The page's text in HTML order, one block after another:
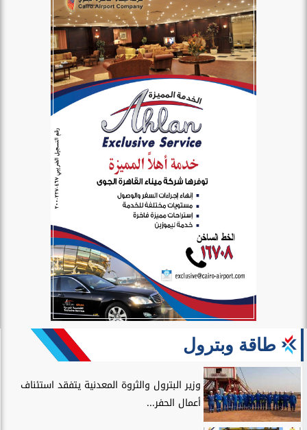
طاقة وبترول
وزير البترول والثروة المعدنية يتفقد استئناف
أعمال الحفر...